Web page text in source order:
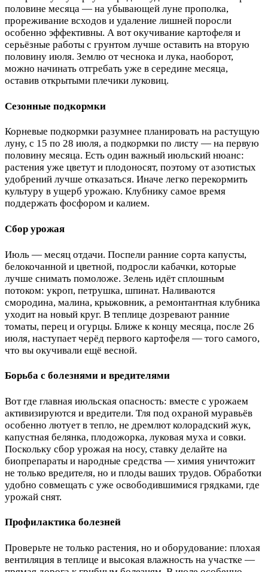
половине месяца — на убывающей луне прополка,
прореживание всходов и удаление лишней поросли
особенно эффективны. А вот окучивание картофеля и
серьёзные работы с грунтом лучше оставить на вторую
половину июля. Землю от чеснока и лука, наоборот,
можно начинать отгребать уже в середине месяца,
оставив открытыми плечики луковиц.
Сезонные подкормки
Корневые подкормки разумнее планировать на растущую
луну, с 15 по 28 июля, а подкормки по листу — на первую
половину месяца. Есть один важный июльский нюанс:
растения уже цветут и плодоносят, поэтому от азотистых
удобрений лучше отказаться. Иначе легко перекормить
культуру в ущерб урожаю. Клубнику самое время
поддержать фосфором и калием.
Сбор урожая
Июль — месяц отдачи. Поспели ранние сорта капусты,
белокочанной и цветной, подросли кабачки, которые
лучше снимать помоложе. Зелень идёт сплошным
потоком: укроп, петрушка, шпинат. Наливаются
смородина, малина, крыжовник, а ремонтантная клубника
уходит на новый круг. В теплице дозревают ранние
томаты, перец и огурцы. Ближе к концу месяца, после 26
июля, наступает черёд первого картофеля — того самого,
что вы окучивали ещё весной.
Борьба с болезнями и вредителями
Вот где главная июльская опасность: вместе с урожаем
активизируются и вредители. Тля под охраной муравьёв
особенно лютует в тепло, не дремлют колорадский жук,
капустная белянка, плодожорка, луковая муха и совки.
Поскольку сбор урожая на носу, ставку делайте на
биопрепараты и народные средства — химия уничтожит
не только вредителя, но и плоды ваших трудов. Обработки
удобно совмещать с уже освободившимися грядками, где
урожай снят.
Профилактика болезней
Проверьте не только растения, но и оборудование: плохая
вентиляция в теплице и высокая влажность на участке —